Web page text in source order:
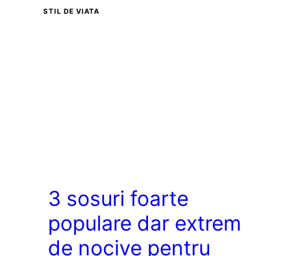
STIL DE VIATA
3 sosuri foarte
populare dar extrem
de nocive pentru